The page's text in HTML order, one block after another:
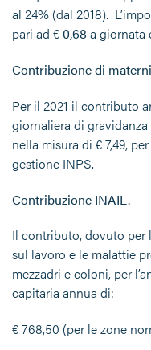
al 24% (dal 2018).
pari ad €0,68 a giornata
Contribuzione di
Per il 2021 il contributo
giornaliera di
nella misura di € 7,49,
gestione INPS.
Contribuzione INAIL.
Il contributo, dovuto per
sul lavoro e le malattie
mezzadri e coloni, per
capitaria annua di:
€ 768,50 (per le zone